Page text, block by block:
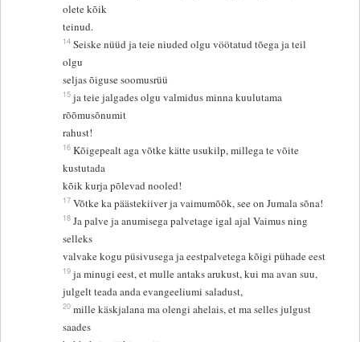
olete kõik
teinud.
14 Seiske nüüd ja teie niuded olgu vöötatud tõega ja teil
olgu
seljas õiguse soomusrüü
15 ja teie jalgades olgu valmidus minna kuulutama
rõõmusõnumit
rahust!
16 Kõigepealt aga võtke kätte usukilp, millega te võite
kustutada
kõik kurja põlevad nooled!
17 Võtke ka päästekiiver ja vaimumõõk, see on Jumala sõna!
18 Ja palve ja anumisega palvetage igal ajal Vaimus ning
selleks
valvake kogu püsivusega ja eestpalvetega kõigi pühade eest
19 ja minugi eest, et mulle antaks arukust, kui ma avan suu,
julgelt teada anda evangeeliumi saladust,
20 mille käskjalana ma olengi ahelais, et ma selles julgust
saades